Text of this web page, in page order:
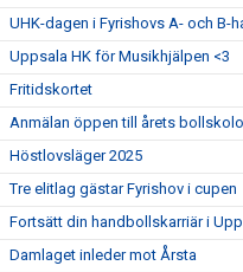
UHK-dagen i Fyrishovs A- och B-
Uppsala HK för Musikhjälpen <3
Fritidskortet
Anmälan öppen till årets
Höstlovsläger 2025
Tre elitlag gästar Fyrishov i cupen
Fortsätt din handbollskarriär i
Damlaget inleder mot Årsta